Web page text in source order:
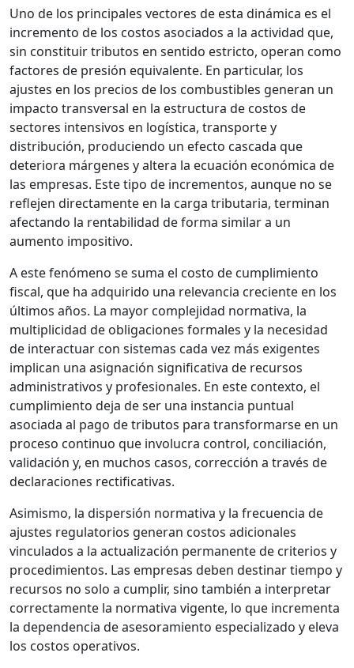
Uno de los principales vectores de esta dinámica es el
incremento de los costos asociados a la actividad que,
sin constituir tributos en sentido estricto, operan como
factores de presión equivalente. En particular, los
ajustes en los precios de los combustibles generan un
impacto transversal en la estructura de costos de
sectores intensivos en logística, transporte y
distribución, produciendo un efecto cascada que
deteriora márgenes y altera la ecuación económica de
las empresas. Este tipo de incrementos, aunque no se
reflejen directamente en la carga tributaria, terminan
afectando la rentabilidad de forma similar a un
aumento impositivo.
A este fenómeno se suma el costo de cumplimiento
fiscal, que ha adquirido una relevancia creciente en los
últimos años. La mayor complejidad normativa, la
multiplicidad de obligaciones formales y la necesidad
de interactuar con sistemas cada vez más exigentes
implican una asignación significativa de recursos
administrativos y profesionales. En este contexto, el
cumplimiento deja de ser una instancia puntual
asociada al pago de tributos para transformarse en un
proceso continuo que involucra control, conciliación,
validación y, en muchos casos, corrección a través de
declaraciones rectificativas.
Asimismo, la dispersión normativa y la frecuencia de
ajustes regulatorios generan costos adicionales
vinculados a la actualización permanente de criterios y
procedimientos. Las empresas deben destinar tiempo y
recursos no solo a cumplir, sino también a interpretar
correctamente la normativa vigente, lo que incrementa
la dependencia de asesoramiento especializado y eleva
los costos operativos.